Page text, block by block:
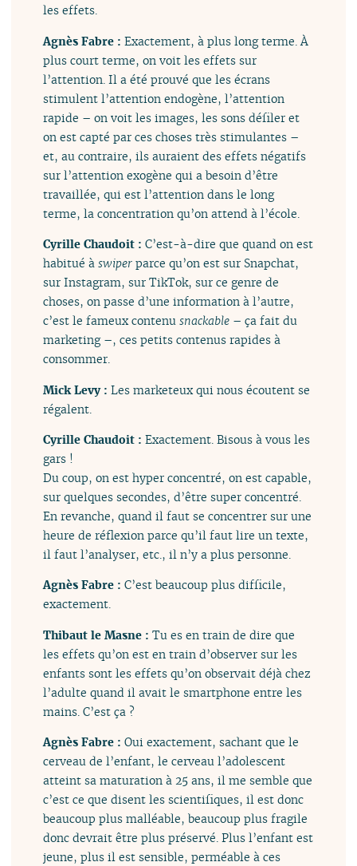
les effets.
Agnès Fabre :Exactement, à plus long terme. À
plus court terme, on voit les effets sur
l’attention. Il a été prouvé que les écrans
stimulent l’attention endogène, l’attention
rapide – on voit les images, les sons défiler et
on est capté par ces choses très stimulantes –
et, au contraire, ils auraient des effets négatifs
sur l’attention exogène qui a besoin d’être
travaillée, qui est l’attention dans le long
terme, la concentration qu’on attend à l’école.
Cyrille Chaudoit :C’est-à-dire que quand on est
habitué àswiper parce qu’on est sur Snapchat,
sur Instagram, sur TikTok, sur ce genre de
choses, on passe d’une information à l’autre,
c’est le fameux contenusnackable – ça fait du
marketing –, ces petits contenus rapides à
consommer.
Mick Levy :Les marketeux qui nous écoutent se
régalent.
Cyrille Chaudoit :Exactement. Bisous à vous les
gars !
Du coup, on est hyper concentré, on est capable,
sur quelques secondes, d’être super concentré.
En revanche, quand il faut se concentrer sur une
heure de réflexion parce qu’il faut lire un texte,
il faut l’analyser, etc., il n’y a plus personne.
Agnès Fabre :C’est beaucoup plus difficile,
exactement.
Thibaut le Masne :Tu es en train de dire que
les effets qu’on est en train d’observer sur les
enfants sont les effets qu’on observait déjà chez
l’adulte quand il avait le smartphone entre les
mains. C’est ça ?
Agnès Fabre :Oui exactement, sachant que le
cerveau de l’enfant, le cerveau l’adolescent
atteint sa maturation à 25 ans, il me semble que
c’est ce que disent les scientifiques, il est donc
beaucoup plus malléable, beaucoup plus fragile
donc devrait être plus préservé. Plus l’enfant est
jeune, plus il est sensible, perméable à ces